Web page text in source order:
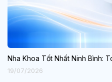
Nha Khoa Tốt Nhất Ninh Bình:
19/07/2026